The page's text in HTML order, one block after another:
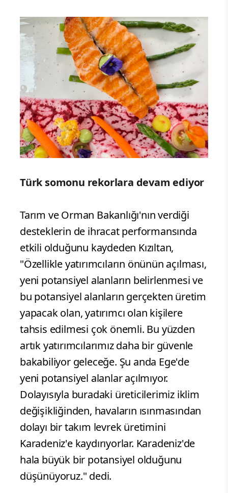
Türk somonu rekorlara devam ediyor
Tarım ve Orman Bakanlığı'nın verdiği
desteklerin de ihracat performansında
etkili olduğunu kaydeden Kızıltan,
"Özellikle yatırımcıların önünün açılması,
yeni potansiyel alanların belirlenmesi ve
bu potansiyel alanların gerçekten üretim
yapacak olan, yatırımcı olan kişilere
tahsis edilmesi çok önemli. Bu yüzden
artık yatırımcılarımız daha bir güvenle
bakabiliyor geleceğe. Şu anda Ege'de
yeni potansiyel alanlar açılmıyor.
Dolayısıyla buradaki üreticilerimiz iklim
değişikliğinden, havaların ısınmasından
dolayı bir takım levrek üretimini
Karadeniz'e kaydırıyorlar. Karadeniz'de
hala büyük bir potansiyel olduğunu
düşünüyoruz." dedi.